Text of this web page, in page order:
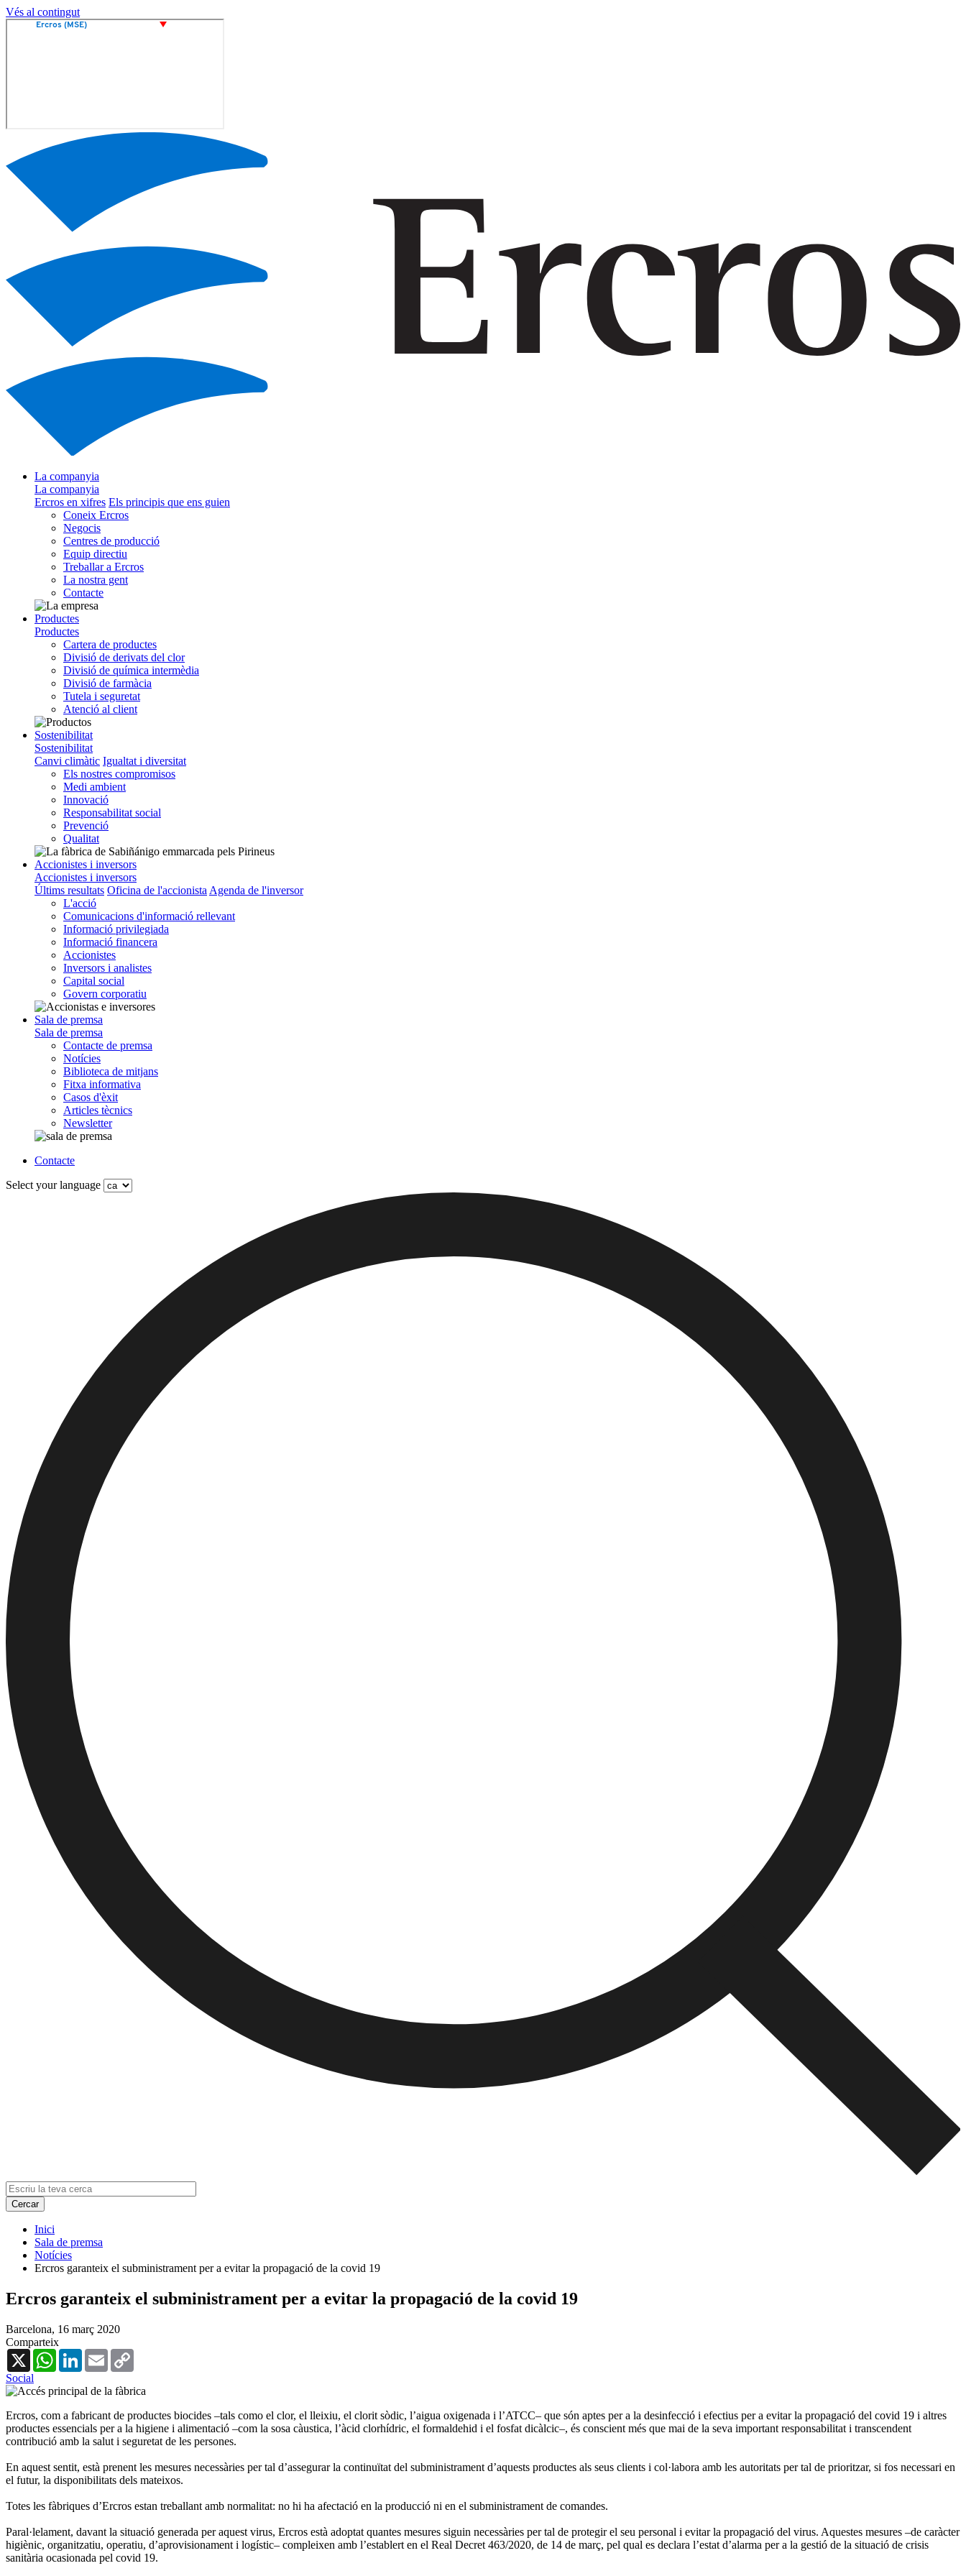
Vés al contingut
La companyia
La companyia
Ercros en xifres Els principis que ens guien
Coneix Ercros
Negocis
Centres de producció
Equip directiu
Treballar a Ercros
La nostra gent
Contacte
Productes
Productes
Cartera de productes
Divisió de derivats del clor
Divisió de química intermèdia
Divisió de farmàcia
Tutela i seguretat
Atenció al client
Sostenibilitat
Sostenibilitat
Canvi climàtic Igualtat i diversitat
Els nostres compromisos
Medi ambient
Innovació
Responsabilitat social
Prevenció
Qualitat
Accionistes i inversors
Accionistes i inversors
Últims resultats Oficina de l'accionista Agenda de l'inversor
L'acció
Comunicacions d'informació rellevant
Informació privilegiada
Informació financera
Accionistes
Inversors i analistes
Capital social
Govern corporatiu
Sala de premsa
Sala de premsa
Contacte de premsa
Notícies
Biblioteca de mitjans
Fitxa informativa
Casos d'èxit
Articles tècnics
Newsletter
Contacte
Select your language
Inici
Sala de premsa
Notícies
Ercros garanteix el subministrament per a evitar la propagació de la covid 19
Ercros garanteix el subministrament per a evitar la propagació de la covid 19
Barcelona, 16 març 2020
Comparteix
X
WhatsAppLinkedInEmail
Social
Ercros, com a fabricant de productes biocides –tals como el clor, el lleixiu, el clorit sòdic, l’aigua oxigenada i l’ATCC– que són aptes per a la desinfecció i efectius per a evitar la propagació del covid 19 i altres
productes essencials per a la higiene i alimentació –com la sosa càustica, l’àcid clorhídric, el formaldehid i el fosfat dicàlcic–, és conscient més que mai de la seva important responsabilitat i transcendent
contribució amb la salut i seguretat de les persones.
En aquest sentit, està prenent les mesures necessàries per tal d’assegurar la continuïtat del subministrament d’aquests productes als seus clients i col·labora amb les autoritats per tal de prioritzar, si fos necessari en
el futur, la disponibilitats dels mateixos.
Totes les fàbriques d’Ercros estan treballant amb normalitat: no hi ha afectació en la producció ni en el subministrament de comandes.
Paral·lelament, davant la situació generada per aquest virus, Ercros està adoptat quantes mesures siguin necessàries per tal de protegir el seu personal i evitar la propagació del virus. Aquestes mesures –de caràcter
higiènic, organitzatiu, operatiu, d’aprovisionament i logístic– compleixen amb l’establert en el Real Decret 463/2020, de 14 de març, pel qual es declara l’estat d’alarma per a la gestió de la situació de crisis
sanitària ocasionada pel covid 19.